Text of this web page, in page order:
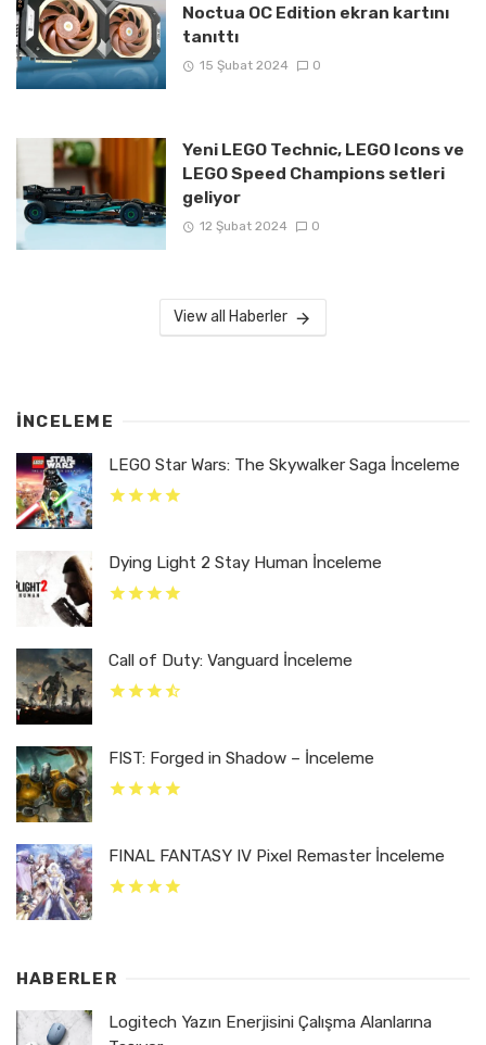
Noctua OC Edition ekran kartını
tanıttı
15 Şubat 2024 0
Yeni LEGO Technic, LEGO Icons ve
LEGO Speed Champions setleri
geliyor
12 Şubat 2024 0
View all Haberler
İNCELEME
LEGO Star Wars: The Skywalker Saga İnceleme
Dying Light 2 Stay Human İnceleme
Call of Duty: Vanguard İnceleme
FIST: Forged in Shadow – İnceleme
FINAL FANTASY IV Pixel Remaster İnceleme
HABERLER
Logitech Yazın Enerjisini Çalışma Alanlarına